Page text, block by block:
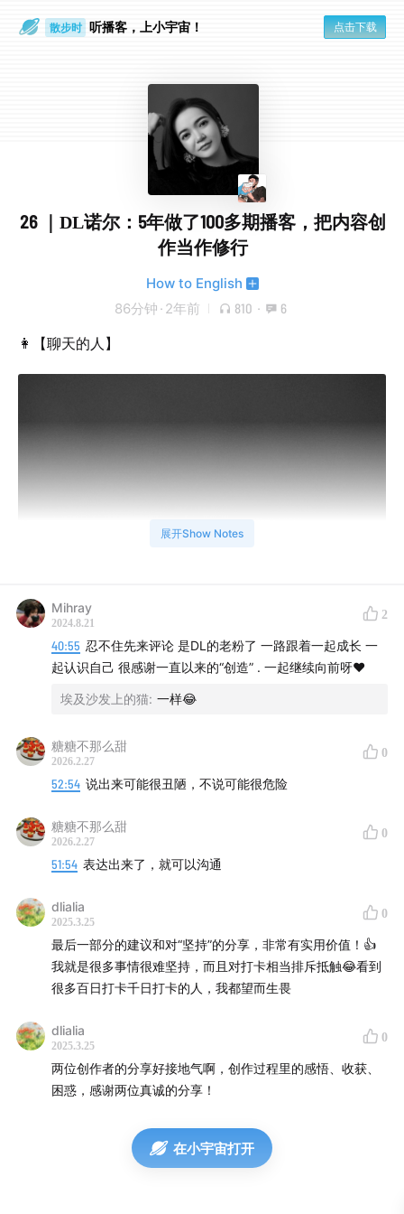
散步时 听播客，上小宇宙！ 点击下载
26 ｜DL诺尔：5年做了100多期播客，把内容创
作当作修行
How to English
86分钟 · 2年前 810 · 6
👩【聊天的人】
本期嘉宾@DL诺尔，她是英语老师，也是播客「一点不
的主理人，她的小红书是「DL诺尔」，公众号是
🎤【主播】
张海露Eric，公众号/微博/小红书/B站账号「张海露
🕙【Timestamps】
展开Show Notes
Mihray
2024.8.21
2
40:55 忍不住先来评论 是DL的老粉了 一路跟着一起成长 一
起认识自己 很感谢一直以来的“创造” . 一起继续向前呀❤️
埃及沙发上的猫: 一样😂
糖糖不那么甜
2026.2.27
0
52:54 说出来可能很丑陋，不说可能很危险
糖糖不那么甜
2026.2.27
0
51:54 表达出来了，就可以沟通
dlialia
2025.3.25
0
最后一部分的建议和对“坚持”的分享，非常有实用价值！👍
我就是很多事情很难坚持，而且对打卡相当排斥抵触😂看到
很多百日打卡千日打卡的人，我都望而生畏
dlialia
2025.3.25
0
两位创作者的分享好接地气啊，创作过程里的感悟、收获、
困惑，感谢两位真诚的分享！
在小宇宙打开